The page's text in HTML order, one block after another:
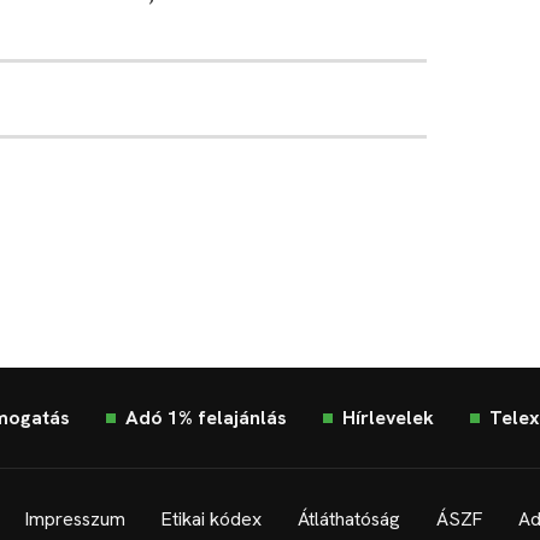
Adó 1% felajánlás Hírlevelek
Impresszum Etikai kódex Átláthatóság ÁSZF